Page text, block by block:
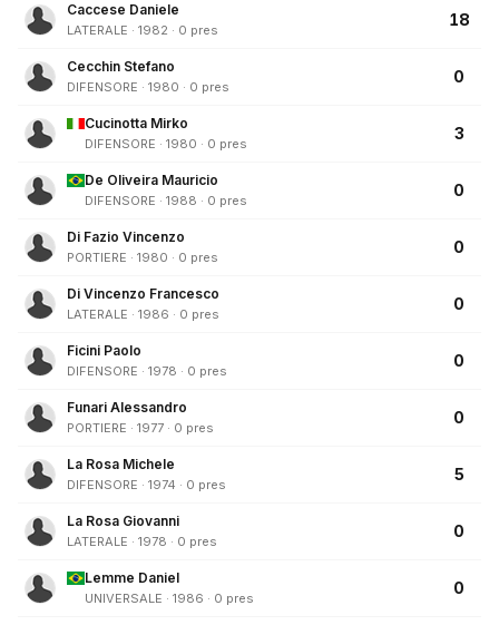
Caccese Daniele
LATERALE · 1982 · 0 pres
18
Cecchin Stefano
DIFENSORE · 1980 · 0 pres
0
Cucinotta Mirko
DIFENSORE · 1980 · 0 pres
3
De Oliveira Mauricio
DIFENSORE · 1988 · 0 pres
0
Di Fazio Vincenzo
PORTIERE · 1980 · 0 pres
0
Di Vincenzo Francesco
LATERALE · 1986 · 0 pres
0
Ficini Paolo
DIFENSORE · 1978 · 0 pres
0
Funari Alessandro
PORTIERE · 1977 · 0 pres
0
La Rosa Michele
DIFENSORE · 1974 · 0 pres
5
La Rosa Giovanni
LATERALE · 1978 · 0 pres
0
Lemme Daniel
UNIVERSALE · 1986 · 0 pres
0